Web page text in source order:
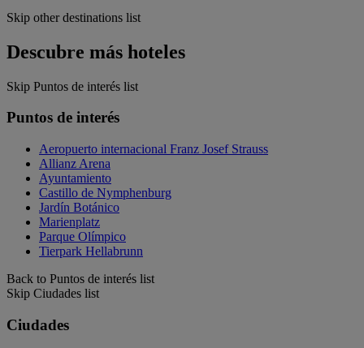
Skip other destinations list
Descubre más hoteles
Skip Puntos de interés list
Puntos de interés
Aeropuerto internacional Franz Josef Strauss
Allianz Arena
Ayuntamiento
Castillo de Nymphenburg
Jardín Botánico
Marienplatz
Parque Olímpico
Tierpark Hellabrunn
Back to Puntos de interés list
Skip Ciudades list
Ciudades